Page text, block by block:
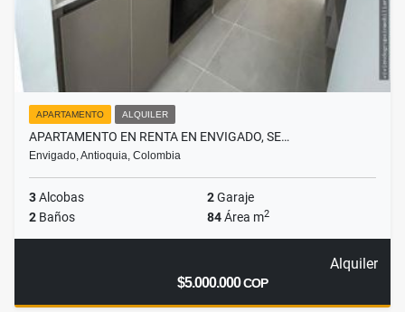
APARTAMENTO ALQUILER
APARTAMENTO EN RENTA EN ENVIGADO, SE…
Envigado, Antioquia, Colombia
3Alcobas 2Garaje
2 Baños 84Área m2
Alquiler
$5.000.000COP